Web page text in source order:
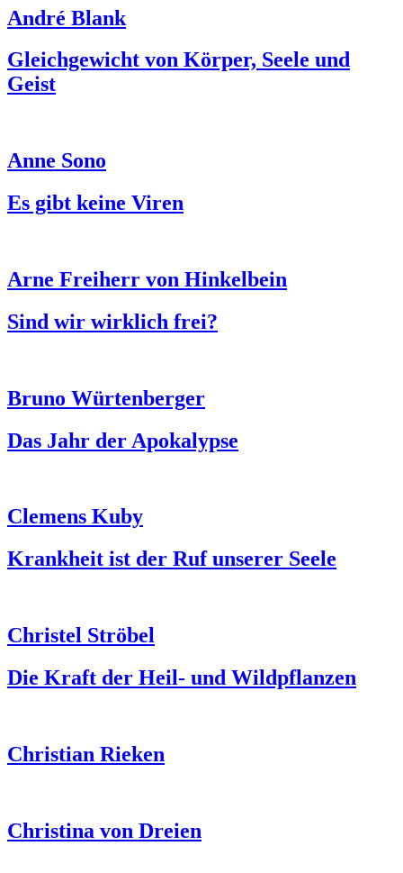
André Blank
Gleichgewicht von Körper, Seele und
Geist
Anne Sono
Es gibt keine Viren
Arne Freiherr von Hinkelbein
Sind wir wirklich frei?
Bruno Würtenberger
Das Jahr der Apokalypse
Clemens Kuby
Krankheit ist der Ruf unserer Seele
Christel Ströbel
Die Kraft der Heil- und Wildpflanzen
Christian Rieken
Christina von Dreien